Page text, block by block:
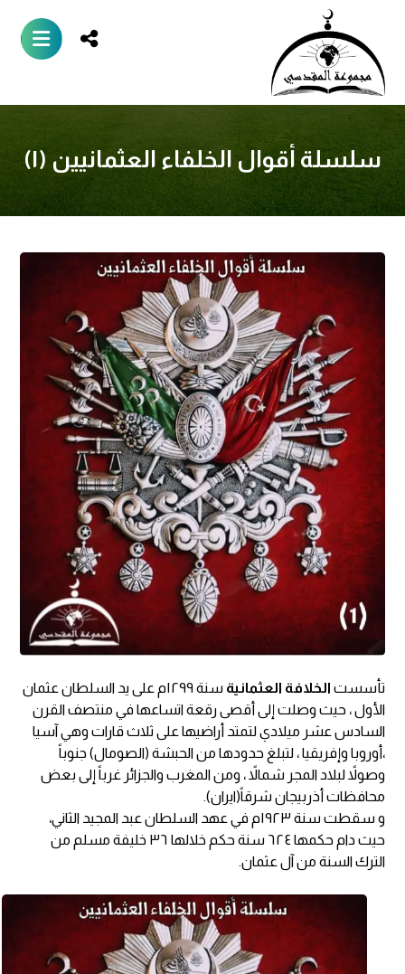
سلسلة أقوال الخلفاء العثمانيين (١)
تأسست الخلافة العثمانية
سنة ١٢٩٩م على يد السلطان عثمان
الأول ، حيث وصلت إلى أقصى رقعة اتساعها في منتصف القرن
السادس عشر ميلادي لتمتد أراضيها على ثلاث قارات وهي آسيا
،أوروبا وإفريقيا ، لتبلغ حدودها من الحبشة (الصومال) جنوباً
وصولاً لبلاد المجر شمالاً ، ومن المغرب والجزائر غرباً إلى بعض
محافظات أذربيجان شرقاً(ايران).
و سقطت سنة ١٩٢٣م في عهد السلطان عبد المجيد الثاني،
حيث دام حكمها ٦٢٤ سنة حكم خلالها ٣٦ خليفة مسلم من
الترك السنة من آل عثمان.